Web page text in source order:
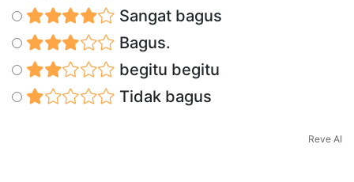
Sangat bagus
Bagus.
begitu begitu
Tidak bagus
Reve AI